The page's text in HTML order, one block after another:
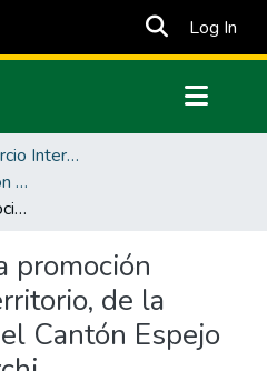
Log In
Facultad de Comercio Internacional, Integración, Administración y Economía Empresarial
Carrera de Administración de Empresas y Marketing
Estrategia para la promoción económica del territorio, de la parroquia el Ángel Cantón Espejo provincia del Carchi
promoción
de la
Cantón Espejo